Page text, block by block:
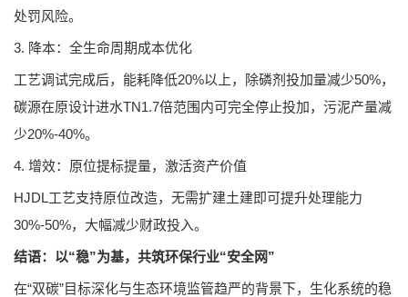
处罚风险。
3. 降本：全生命周期成本优化
工艺调试完成后，能耗降低20%以上，除磷剂投加量减少50%，
碳源在原设计进水TN1.7倍范围内可完全停止投加，污泥产量减
少20%-40%。
4. 增效：原位提标提量，激活资产价值
HJDL工艺支持原位改造，无需扩建土建即可提升处理能力
30%-50%，大幅减少财政投入。
结语：以“稳”为基，共筑环保行业“安全网”
在“双碳”目标深化与生态环境监管趋严的背景下，生化系统的稳